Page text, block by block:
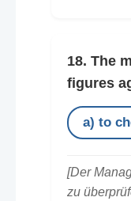
18. The
figures
a) to
[Der
zu